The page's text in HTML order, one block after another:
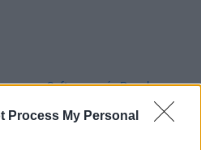
Process My Personal
Software más Populares »